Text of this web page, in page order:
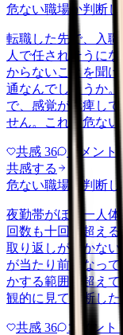
危ない職場か判断し
転職した先で、入
人で任されそうに
からないことを聞
通なんでしょうか
で、感覚が麻痺し
せん。これは危な
共感 36 コメント 2
共感する
危ない職場か判断し
夜勤帯がほぼ一人
回数も十回を超え
取り返しがつかな
が当たり前になっ
かする範囲を超え
観的に見て判断した
共感 36 コメント